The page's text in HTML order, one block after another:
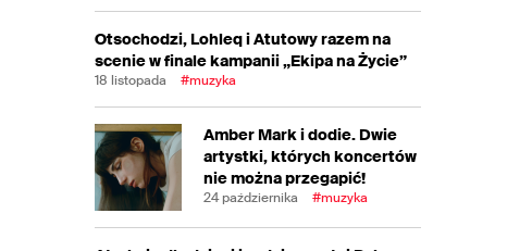
Otsochodzi, Lohleq i Atutowy razem na
scenie w finale kampanii „Ekipa na Życie”
18 listopada #muzyka
Amber Mark i dodie. Dwie
artystki, których koncertów
nie można przegapić!
24 października #muzyka